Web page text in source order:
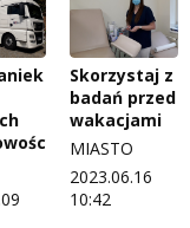
Skorzystaj z
badań przed
wakacjami
MIASTO
2023.06.16
10:42